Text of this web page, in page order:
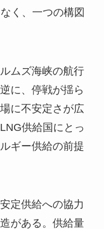
く、一つの構図
ムズ海峡の航行
に、停戦が揺ら
に不安定さが広
供給国にとっ
ギー供給の前提
定供給への協力
がある。供給量